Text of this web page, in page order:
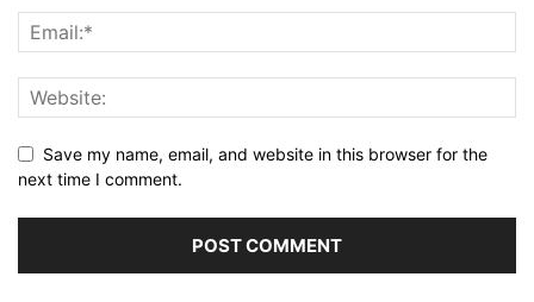
Save my name, email, and website in this browser for the
next time I comment.